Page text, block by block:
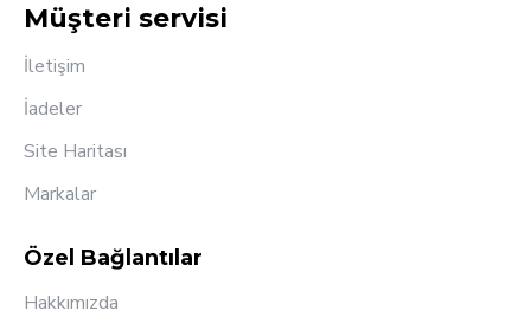
Müşteri servisi
İletişim
İadeler
Site Haritası
Markalar
Özel Bağlantılar
Hakkımızda